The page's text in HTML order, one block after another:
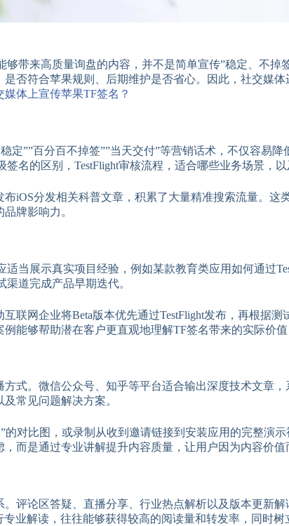
带来高质量询盘的内容，并不是简单宣传”稳定、不
否符合苹果规则、后期维护是否省心。因此，社交媒
媒体上宣传苹果TF签名？
定””百分百不掉签””当天交付”等营销话术，不仅容易
名的区别，TestFlight审核流程，适合哪些业务场景，以
iOS分发相关科普文章，积累了大量精准搜索流量。
牌影响力。
当展示真实项目经验，例如某款教育类应用如何通过
道完成产品早期迭代。
联网企业将Beta版本优先通过TestFlight发布，再根据
能够帮助潜在客户更直观地理解TF签名带来的实际价值
式。微信公众号、知乎等平台适合输出深度技术文章
常见问题解决方案。
对比图，或录制从收到邀请链接到安装应用的完整演
而是通过专业讲解提升内容质量，让用户因为内容价值
评论区答疑、直播分享、行业热点解析以及版本更新
业解读，往往能够获得较高的阅读量和转发率，同时树